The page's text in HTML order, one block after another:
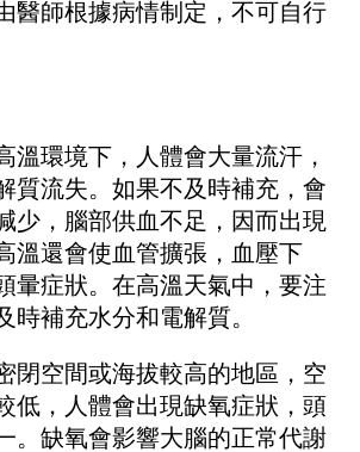
醫師根據病情制定，不可自行
環境下，人體會大量流汗，
質流失。如果不及時補充，會
少，腦部供血不足，因而出現
溫還會使血管擴張，血壓下
暈症狀。在高溫天氣中，要注
時補充水分和電解質。
空間或海拔較高的地區，空
低，人體會出現缺氧症狀，頭
。缺氧會影響大腦的正常代謝